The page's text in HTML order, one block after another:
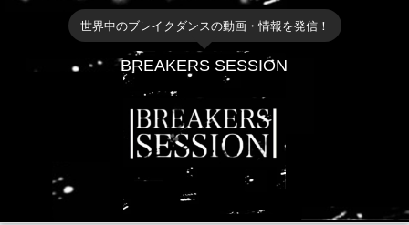
世界中のブレイクダンスの動画・情報を発信！
BREAKERS SESSION